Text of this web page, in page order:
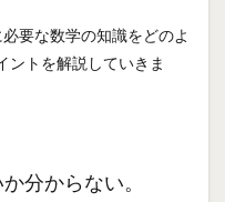
要な数学の知識をどのよ
ントを解説していきま
分からない。